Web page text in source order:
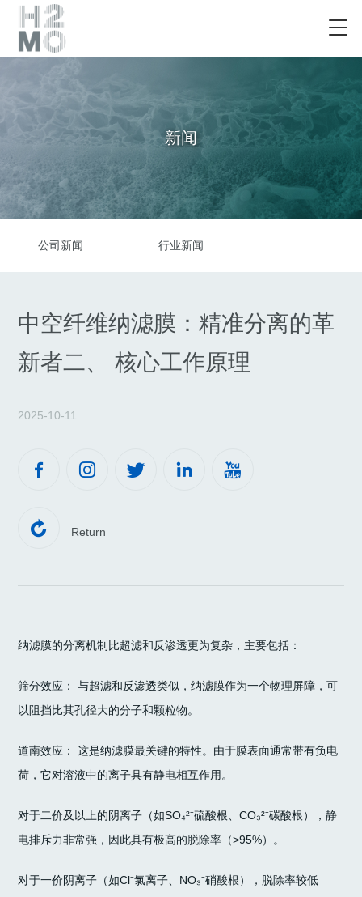
新闻
公司新闻 行业新闻
中空纤维纳滤膜：精准分离的革
新者二、 核心工作原理
2025-10-11
    
 Return
纳滤膜的分离机制比超滤和反渗透更为复杂，主要包括：
筛分效应： 与超滤和反渗透类似，纳滤膜作为一个物理屏障，可
以阻挡比其孔径大的分子和颗粒物。
道南效应： 这是纳滤膜最关键的特性。由于膜表面通常带有负电
荷，它对溶液中的离子具有静电相互作用。
对于二价及以上的阴离子（如SO₄²⁻硫酸根、CO₃²⁻碳酸根），静
电排斥力非常强，因此具有极高的脱除率（>95%）。
对于一价阴离子（如Cl⁻氯离子、NO₃⁻硝酸根），脱除率较低